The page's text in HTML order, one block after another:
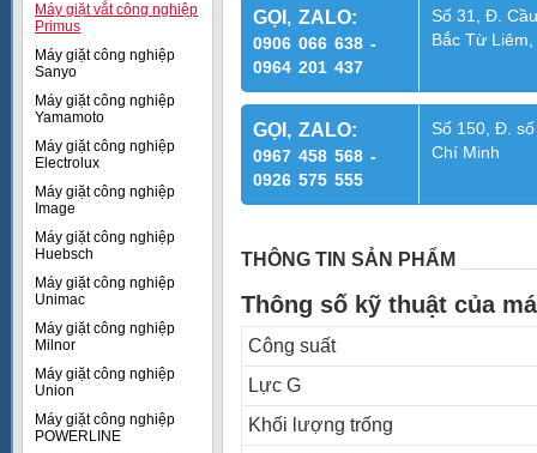
Máy giặt vắt công nghiệp
Primus
Máy giặt công nghiệp
Sanyo
Máy giặt công nghiệp
Yamamoto
Máy giặt công nghiệp
Electrolux
Máy giặt công nghiệp
Image
Máy giặt công nghiệp
Huebsch
Máy giặt công nghiệp
Unimac
Máy giặt công nghiệp
Milnor
Máy giặt công nghiệp
Union
Máy giặt công nghiệp
POWERLINE
GỌI, ZALO:
0906 066 638 -
0964 201 437
Số 31, Đ.
Bắc Từ
GỌI, ZALO:
0967 458 568 -
0926 575 555
Số 150, Đ.
Chí Minh
THÔNG TIN SẢN PHẨM
Thông số kỹ thuật của
Công suất
Lực G
Khối lượng trống